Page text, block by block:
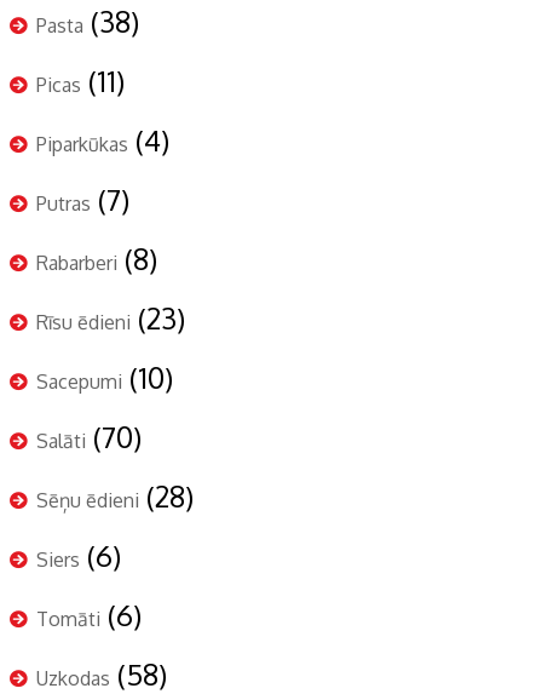
Pasta (38)
Picas (11)
Piparkūkas (4)
Putras (7)
Rabarberi (8)
Rīsu ēdieni (23)
Sacepumi (10)
Salāti (70)
Sēņu ēdieni (28)
Siers (6)
Tomāti (6)
Uzkodas (58)